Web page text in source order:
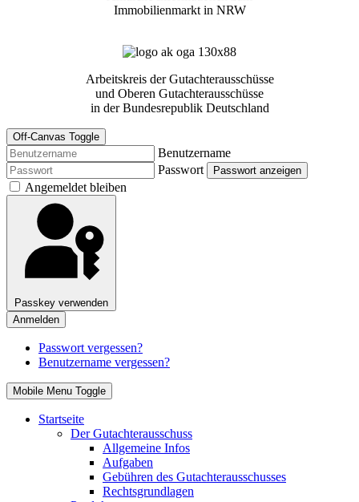
Immobilienmarkt in NRW
Arbeitskreis der Gutachterausschüsse
und Oberen Gutachterausschüsse
in der Bundesrepublik Deutschland
Off-Canvas Toggle
Benutzername
Passwort
Passwort anzeigen
Angemeldet bleiben
Passkey verwenden
Anmelden
Passwort vergessen?
Benutzername vergessen?
Mobile Menu Toggle
Startseite
Der Gutachterausschuss
Allgemeine Infos
Aufgaben
Gebühren des Gutachterausschusses
Rechtsgrundlagen